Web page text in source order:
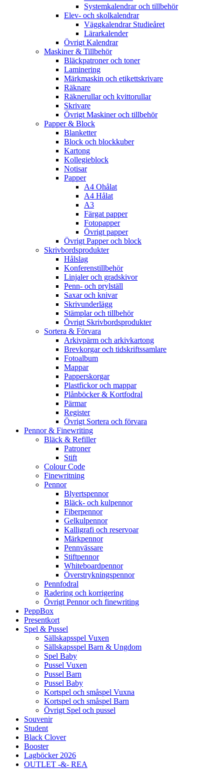
Systemkalendrar och tillbehör
Elev- och skolkalendrar
Väggkalendrar Studieåret
Lärarkalender
Övrigt Kalendrar
Maskiner & Tillbehör
Bläckpatroner och toner
Laminering
Märkmaskin och etikettskrivare
Räknare
Räknerullar och kvittorullar
Skrivare
Övrigt Maskiner och tillbehör
Papper & Block
Blanketter
Block och blockkuber
Kartong
Kollegieblock
Notisar
Papper
A4 Ohålat
A4 Hålat
A3
Färgat papper
Fotopapper
Övrigt papper
Övrigt Papper och block
Skrivbordsprodukter
Hålslag
Konferenstillbehör
Linjaler och gradskivor
Penn- och prylställ
Saxar och knivar
Skrivunderlägg
Stämplar och tillbehör
Övrigt Skrivbordsprodukter
Sortera & Förvara
Arkivpärm och arkivkartong
Brevkorgar och tidskriftssamlare
Fotoalbum
Mappar
Papperskorgar
Plastfickor och mappar
Plånböcker & Kortfodral
Pärmar
Register
Övrigt Sortera och förvara
Pennor & Finewriting
Bläck & Refiller
Patroner
Stift
Colour Code
Finewritning
Pennor
Blyertspennor
Bläck- och kulpennor
Fiberpennor
Gelkulpennor
Kalligrafi och reservoar
Märkpennor
Pennvässare
Stiftpennor
Whiteboardpennor
Överstrykningspennor
Pennfodral
Radering och korrigering
Övrigt Pennor och finewriting
PeppBox
Presentkort
Spel & Pussel
Sällskapsspel Vuxen
Sällskapsspel Barn & Ungdom
Spel Baby
Pussel Vuxen
Pussel Barn
Pussel Baby
Kortspel och småspel Vuxna
Kortspel och småspel Barn
Övrigt Spel och pussel
Souvenir
Student
Black Clover
Booster
Lagböcker 2026
OUTLET -&- REA